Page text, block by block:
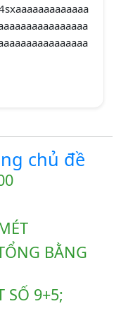
chủ đề
BẰNG
SỐ 9+5;